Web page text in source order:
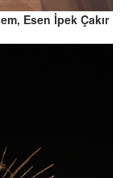
Esen İpek Çakır